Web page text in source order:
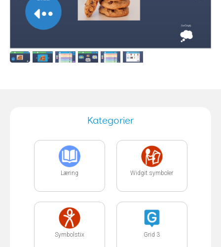
Kategorier
Læring Widgit symboler
Symbolstix Grid 3